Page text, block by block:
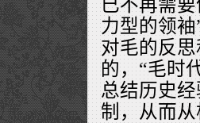
已不再需
力型的领
对毛的反
的，“毛时
总结历史
制，从而